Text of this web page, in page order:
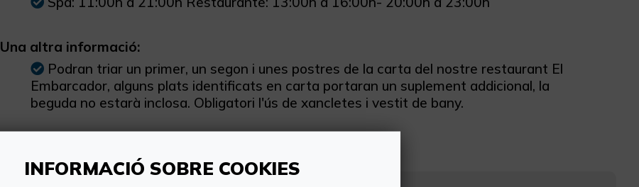
Una altra informació:
Podran triar un primer, un segon i unes postres de la carta del nostre restaurant El
Embarcador, alguns plats identificats en carta portaran un suplement addicional, la
beguda no estarà inclosa. Obligatori l'ús de xancletes i vestit de bany.
INFORMACIÓ SOBRE COOKIES